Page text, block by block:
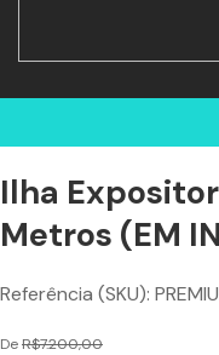
Ilha
Metros (EM
Referência (SKU):
DeR$7.200,00